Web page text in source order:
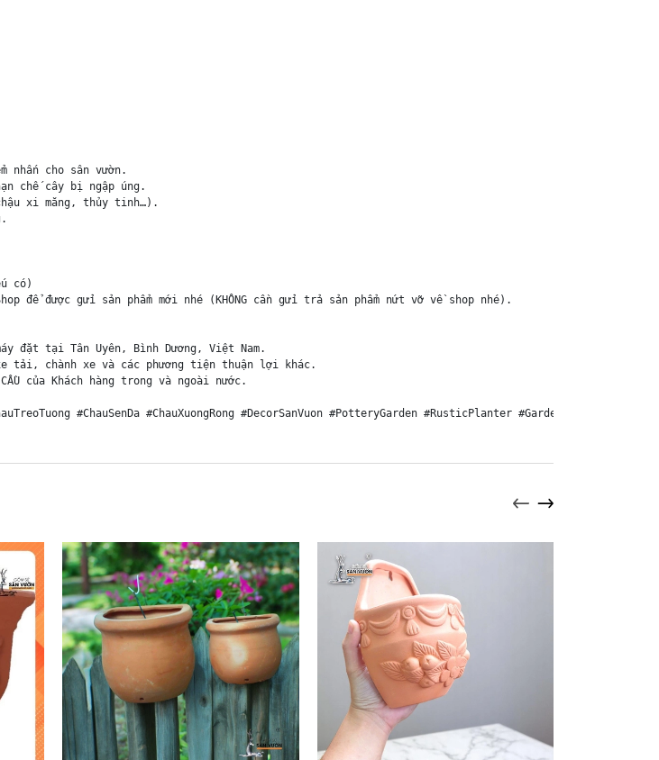
cho sân vườn.
chế cây bị ngập úng.
xi măng, thủy tinh…).
có)
được gửi sản phẩm mới nhé (KHÔNG cần gửi trả sản phẩm nứt vỡ về shop nhé).
đặt tại Tân Uyên, Bình Dương, Việt Nam.
xe tải, chành xe và các phương tiện thuận lợi khác.
của Khách hàng trong và ngoài nước.